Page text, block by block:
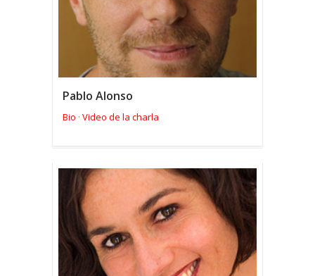
Pablo Alonso
Bio · Video de la charla